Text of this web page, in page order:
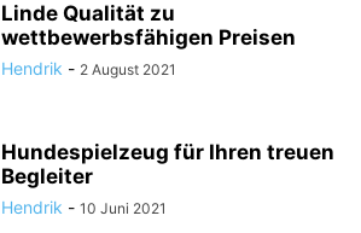
Linde Qualität zu
wettbewerbsfähigen Preisen
Hendrik - 2 August 2021
Hundespielzeug für Ihren treuen
Begleiter
Hendrik - 10 Juni 2021